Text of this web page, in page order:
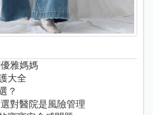
雅媽媽
大全
？
對醫院是風險管理